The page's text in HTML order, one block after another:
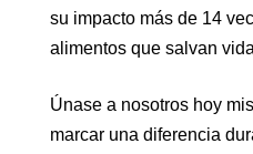
su impacto más de 14
alimentos que salvan
Únase a nosotros hoy
marcar una diferencia